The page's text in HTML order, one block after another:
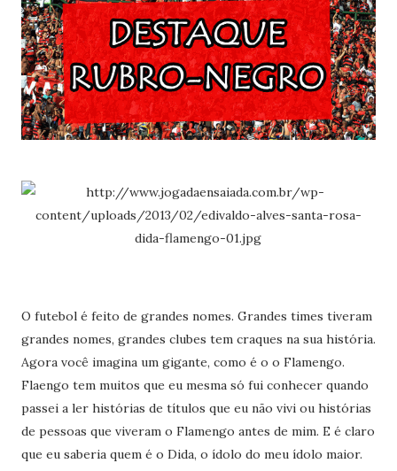
O futebol é feito de grandes nomes. Grandes times tiveram
grandes nomes, grandes clubes tem craques na sua história.
Agora você imagina um gigante, como é o o Flamengo.
Flaengo tem muitos que eu mesma só fui conhecer quando
passei a ler histórias de títulos que eu não vivi ou histórias
de pessoas que viveram o Flamengo antes de mim. E é claro
que eu saberia quem é o Dida, o ídolo do meu ídolo maior.